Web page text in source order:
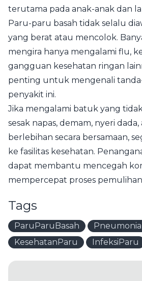
terutama pada anak-anak dan
Paru-paru basah tidak selalu
yang berat atau mencolok.
mengira hanya mengalami flu,
gangguan kesehatan ringan
penting untuk mengenali
penyakit ini.
Jika mengalami batuk yang
sesak napas, demam, nyeri
berlebihan secara bersamaan,
ke fasilitas kesehatan.
dapat membantu mencegah
mempercepat proses
Tags
ParuParuBasah
Pneumonia
KesehatanParu
InfeksiParu